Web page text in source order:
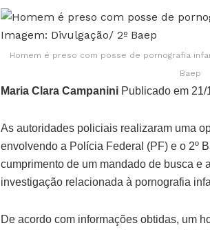
Homem é preso com posse de pornografia
Baep
Maria Clara Campanini Publicado em
As autoridades policiais realizaram uma
envolvendo a Polícia Federal (PF) e o 2º
cumprimento de um mandado de busca e
investigação relacionada à pornografia
De acordo com informações obtidas, um